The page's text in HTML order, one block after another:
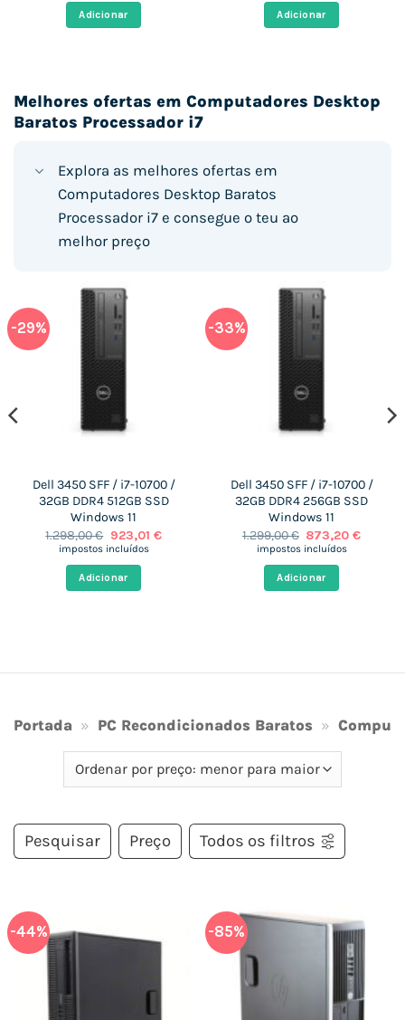
era:
412,00 €.
Adicionar
era:
393,00 €.
Adicionar
Melhores ofertas em Computadores Desktop
Baratos Processador i7
Explora as melhores ofertas em
Computadores Desktop Baratos
Processador i7 e consegue o teu ao
melhor preço
-29%
Dell 3450 SFF / i7-10700 /
32GB DDR4 512GB SSD
Windows 11
1.298,00€ O
preço
era:
1.298,00 €.
923,01 €O
impostos incluídos
Adicionar
-33%
Dell 3450 SFF / i7-10700 /
32GB DDR4 256GB SSD
Windows 11
1.299,00€ O
preço
era:
1.299,00 €.
873,20€O
impostos incluídos
Adicionar
Portada » PC Recondicionados Baratos »
Pesquisar Preço Todos os filtros
-44% -85%